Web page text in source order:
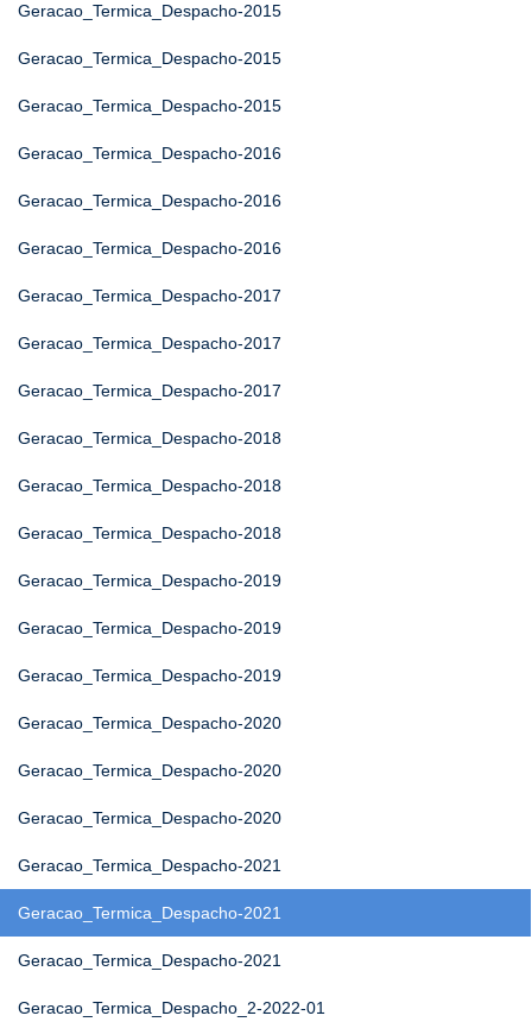
Geracao_Termica_Despacho-2015
Geracao_Termica_Despacho-2015
Geracao_Termica_Despacho-2015
Geracao_Termica_Despacho-2016
Geracao_Termica_Despacho-2016
Geracao_Termica_Despacho-2016
Geracao_Termica_Despacho-2017
Geracao_Termica_Despacho-2017
Geracao_Termica_Despacho-2017
Geracao_Termica_Despacho-2018
Geracao_Termica_Despacho-2018
Geracao_Termica_Despacho-2018
Geracao_Termica_Despacho-2019
Geracao_Termica_Despacho-2019
Geracao_Termica_Despacho-2019
Geracao_Termica_Despacho-2020
Geracao_Termica_Despacho-2020
Geracao_Termica_Despacho-2020
Geracao_Termica_Despacho-2021
Geracao_Termica_Despacho-2021
Geracao_Termica_Despacho-2021
Geracao_Termica_Despacho_2-2022-01